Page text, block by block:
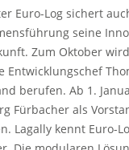
Euro-Log sichert
seine
Zum Oktober
Entwicklungschef
berufen. Ab 1.
Fürbacher als
Lagally kennt Euro-